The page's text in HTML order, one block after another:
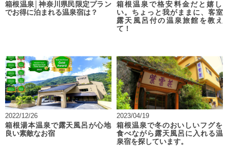
箱根温泉│神奈川県民限定プラン
でお得に泊まれる温泉宿は？
箱根温泉で格安料金だと嬉し
い。ちょっと我がままに、客室
露天風呂付の温泉旅館を教え
て！
2022/12/26
箱根湯本温泉で露天風呂が心地
良い素敵なお宿
2023/04/19
箱根温泉で冬のおいしいフグを
食べながら露天風呂に入れる温
泉宿を探しています。